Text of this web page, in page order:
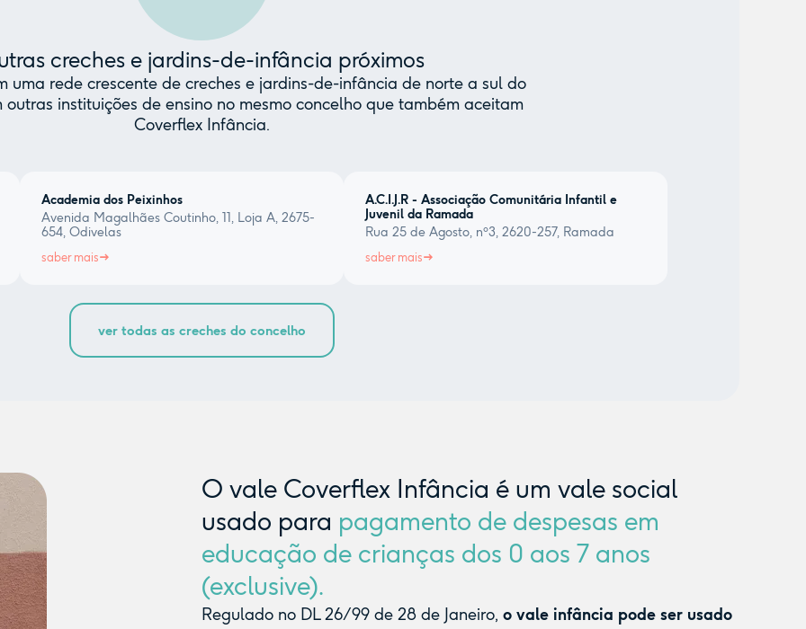
creches e jardins-de-infância próximos
uma rede crescente de creches e jardins-de-infância de norte a sul do
outras instituições de ensino no mesmo concelho que também aceitam
Coverflex Infância.
Academia dos Peixinhos
Avenida Magalhães Coutinho, 11, Loja A, 2675-
654, Odivelas
saber mais
A.C.I.J.R - Associação Comunitária Infantil e
Juvenil da Ramada
Rua 25 de Agosto, nº3, 2620-257, Ramada
saber mais
ver todas as creches do concelho
O vale Coverflex Infância é um vale social
usado para pagamento de despesas em
educação de crianças dos 0 aos 7 anos
(exclusive).
Regulado no DL 26/99 de 28 de Janeiro, o vale infância pode ser usado